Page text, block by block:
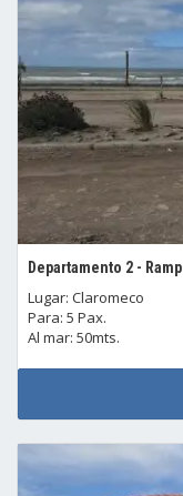
Departamento 2 - Ramp
Lugar: Claromeco
Para: 5 Pax.
Al mar: 50mts.